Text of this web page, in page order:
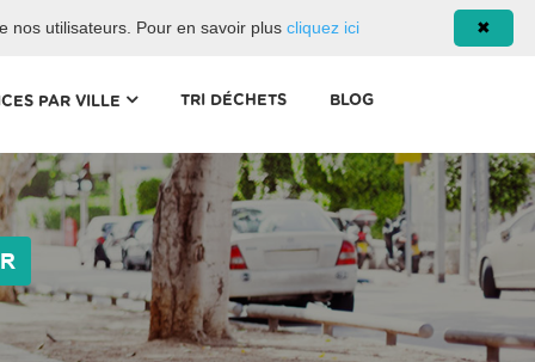
08 93 02 00 17
PAR VILLE (CURRENT)TRI DÉCHETS BLOG
✖
nos utilisateurs. Pour en savoir plus cliquez ici